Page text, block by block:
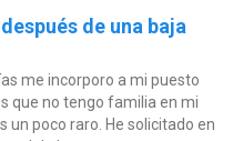
de una baja
me incorporo a mi puesto
que no tengo familia en mi
un poco raro. He solicitado en